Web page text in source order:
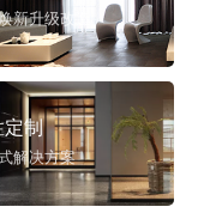
新升级改造
定制
解决方案